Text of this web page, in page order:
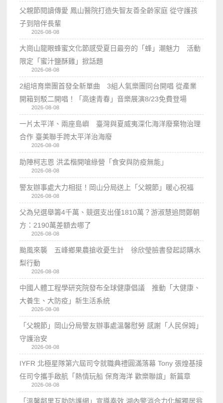
父親節閱讀傳愛 鳳山醫院打造失智友善全齡家庭 從守護孩
子到陪伴長輩
2026-08-08
大崗山龍眼蜂蜜文化節感受夏日最夯的「蜂」潮魅力 活動
限定「蜜汁鹽酥雞」掀話題
2026-08-08
2組培育樂團首發全新單曲 3組人氣樂團同台開唱 從產業
開箱到駁二開唱！「高速青春」音樂展演8/23免費登場
2026-08-08
一片太平洋、兩座島嶼 臺灣與夏威夷深化海洋廢棄物治理
合作 臺美聯手跨太平洋治海廢
2026-08-08
助陣柯志恩 洪孟楷開嗆綠營「食安與防疫無能」
2026-08-08
警友辦事處大力相挺！岡山分局送上「父親節」暖心祝福
2026-08-08
父為兒選舉籌4千萬、競選支出僅1810萬？游淑慧追問鄭朝
方：2190萬差額去哪了
2026-08-08
颱風來襲 五峰鄉果農搶收憂生計 徐欣瑩臉書發起認購水
梨行動
2026-08-08
中國人體工程學研究院發布全球健康倡議 推動「大健康、
大養生、大防疫」新生活系統
2026-08-08
「父親節」岡山分局警友辦事處溫馨慰勞 感謝「人民保姆」
守護治安
2026-08-08
IYFR 北極星隊第六屆司令就職典禮圓滿落幕 Tony 張煌基接
任司令攜手啟航「熱情玩船 保育海洋 歡樂聯誼」新篇章
2026-08-08
「溫馨鄰里互助防護網」宣導奏效 湖內警消合力化解獨居翁